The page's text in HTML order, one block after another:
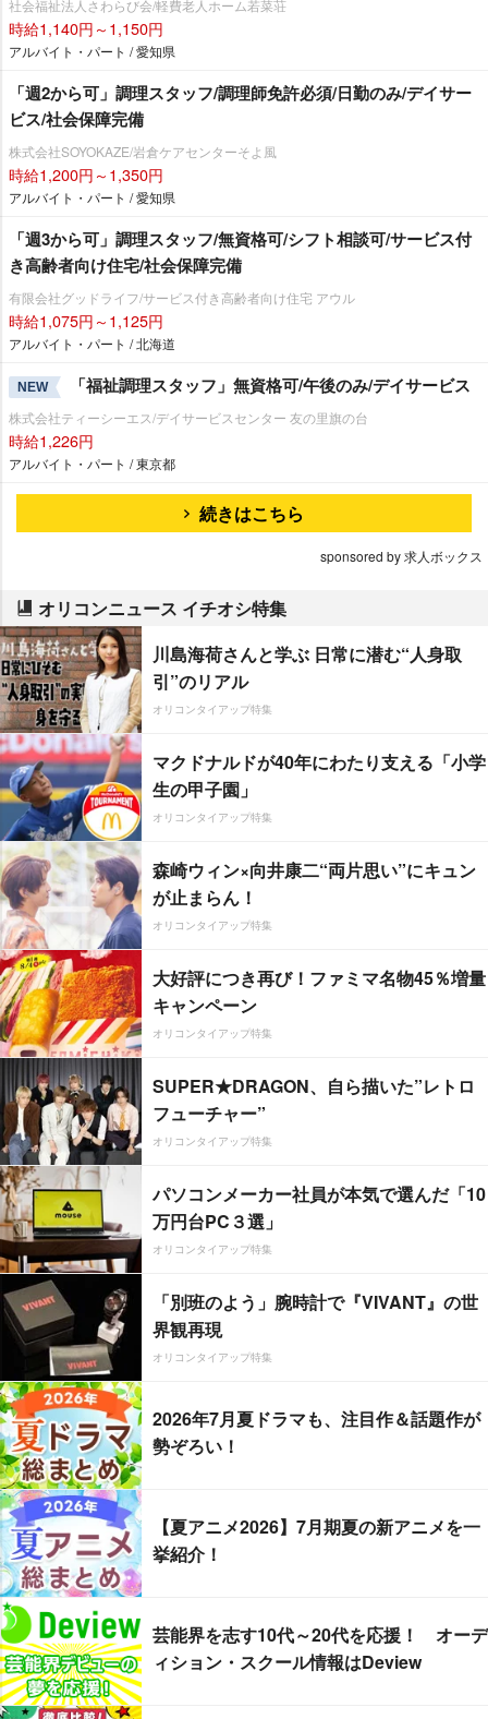
社会福祉法人さわらび会/軽費老人ホーム若菜荘
時給1,140円～1,150円
アルバイト・パート / 愛知県
「週2から可」調理スタッフ/調理師免許必須/日勤のみ/デイサー
ビス/社会保障完備
株式会社SOYOKAZE/岩倉ケアセンターそよ風
時給1,200円～1,350円
アルバイト・パート / 愛知県
「週3から可」調理スタッフ/無資格可/シフト相談可/サービス付
き高齢者向け住宅/社会保障完備
有限会社グッドライフ/サービス付き高齢者向け住宅 アウル
時給1,075円～1,125円
アルバイト・パート / 北海道
NEW 「福祉調理スタッフ」無資格可/午後のみ/デイサービス
株式会社ティーシーエス/デイサービスセンター 友の里旗の台
時給1,226円
アルバイト・パート / 東京都
続きはこちら
sponsored by 求人ボックス
オリコンニュース イチオシ特集
川島海荷さんと学ぶ 日常に潜む“人身取
引”のリアル
オリコンタイアップ特集
マクドナルドが40年にわたり支える「小学
生の甲子園」
オリコンタイアップ特集
森崎ウィン×向井康二“両片思い”にキュン
が止まらん！
オリコンタイアップ特集
大好評につき再び！ファミマ名物45％増量
キャンペーン
オリコンタイアップ特集
SUPER★DRAGON、自ら描いた”レトロ
フューチャー”
オリコンタイアップ特集
パソコンメーカー社員が本気で選んだ「10
万円台PC３選」
オリコンタイアップ特集
「別班のよう」腕時計で『VIVANT』の世
界観再現
オリコンタイアップ特集
2026年7月夏ドラマも、注目作＆話題作が
勢ぞろい！
【夏アニメ2026】7月期夏の新アニメを一
挙紹介！
芸能界を志す10代～20代を応援！ オーデ
ィション・スクール情報はDeview